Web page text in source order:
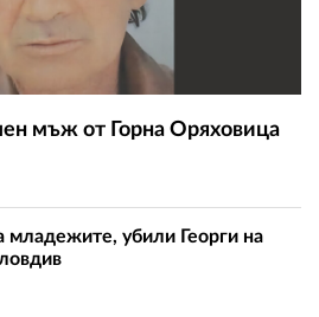
мъж от Горна Оряховица
младежите, убили Георги на